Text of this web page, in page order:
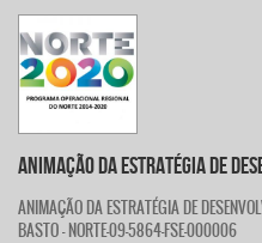
ANIMAÇÃO DA ESTRATÉGIA DE
ANIMAÇÃO DA ESTRATÉGIA DE
BASTO - NORTE-09-5864-FSE-000006